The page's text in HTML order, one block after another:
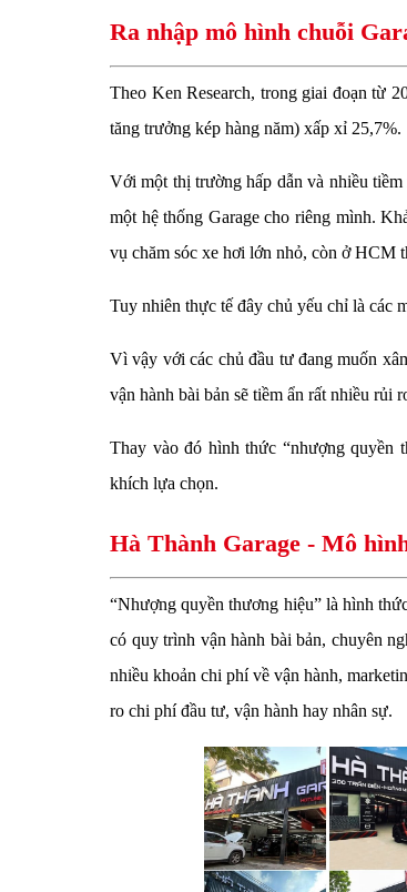
Ra nhập mô hình chuỗi
Theo Ken Research, trong giai đoạn từ
tăng trưởng kép hàng năm) xấp xỉ 25,7%.
Với một thị trường hấp dẫn và nhiều
một hệ thống Garage cho riêng mình.
vụ chăm sóc xe hơi lớn nhỏ, còn ở HCM
Tuy nhiên thực tế đây chủ yếu chỉ là các
Vì vậy với các chủ đầu tư đang muốn
vận hành bài bản sẽ tiềm ẩn rất nhiều rủi
Thay vào đó hình thức “nhượng quyền
khích lựa chọn.
Hà Thành Garage - Mô
“Nhượng quyền thương hiệu” là hình
có quy trình vận hành bài bản, chuyên
nhiều khoản chi phí về vận hành,
ro chi phí đầu tư, vận hành hay nhân sự.